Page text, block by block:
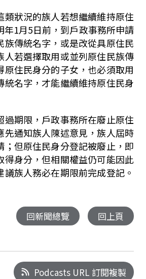
類狀況的族人若想繼續維持原住
年1月5日前，到戶政事務所申請
族傳統名字，或是改從具原住民
人若選擇取用或並列原住民族傳
原住民身分的子女，也必須取用
統名字，才能繼續維持原住民身
過期限，戶政事務所在廢止原住
先通知族人陳述意見，族人屆時
；但原住民身分登記被廢止，即
得身分，但相關權益仍可能因此
議族人務必在期限前完成登記。
回新聞總覽 回上頁
Podcasts URL 訂閱複製